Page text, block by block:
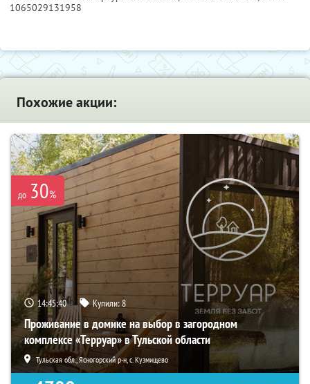
1065029131958
Похожие акции:
до 30%
14:45:38 Купили:8
Проживание в домике на выбор в загородном
комплексе «Терруар» в Тульской области
Тульская обл., Ясногорский р-н, с. Кузмищево